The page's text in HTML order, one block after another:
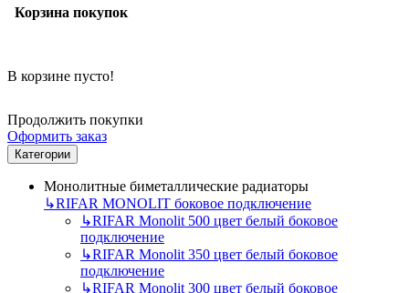
Корзина покупок
В корзине пусто!
Продолжить покупки
Оформить заказ
Категории
Монолитные биметаллические радиаторы
↳RIFAR MONOLIT боковое подключение
↳RIFAR Monolit 500 цвет белый боковое
подключение
↳RIFAR Monolit 350 цвет белый боковое
подключение
↳RIFAR Monolit 300 цвет белый боковое